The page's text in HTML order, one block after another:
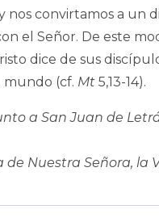
nos convirtamos a un
el Señor. De este
dice de sus
(cf. Mt 5,13-14).
a San Juan de
de Nuestra Señora, la